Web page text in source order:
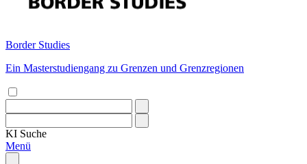
Border Studies
Ein Masterstudiengang zu Grenzen und Grenzregionen
KI Suche
Menü